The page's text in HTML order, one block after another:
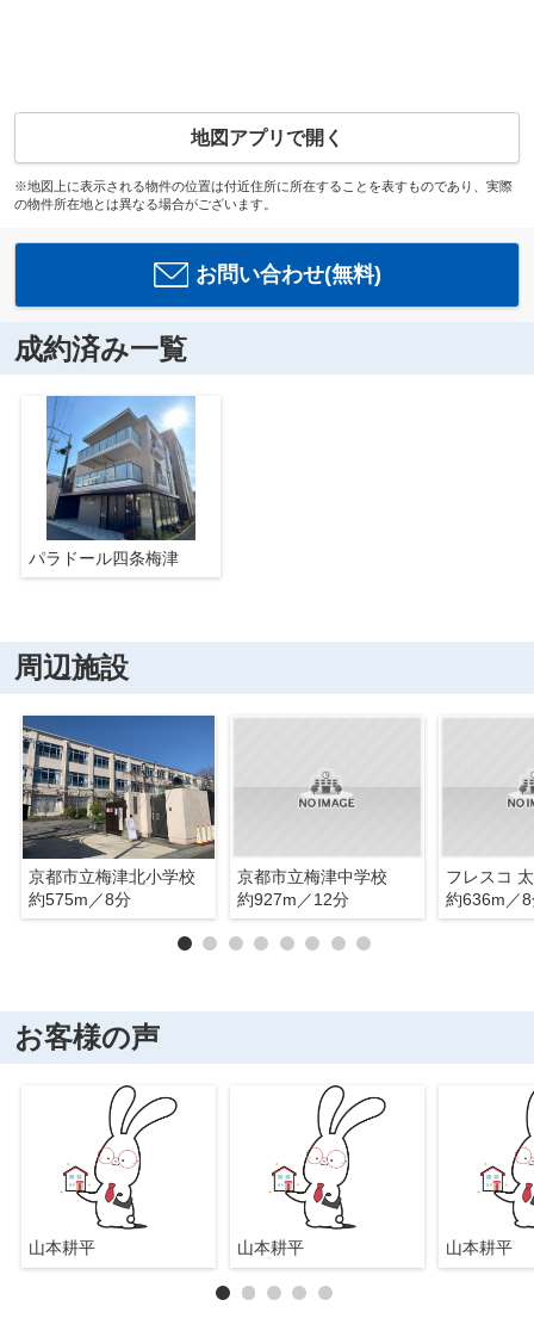
地図アプリで開く
※地図上に表示される物件の位置は付近住所に所在することを表すものであり、実際
の物件所在地とは異なる場合がございます。
お問い合わせ(無料)
成約済み一覧
パラドール四条梅津
周辺施設
京都市立梅津北小学校
約575m／8分
京都市立梅津中学校
約927m／12分
フレスコ
約636m／
お客様の声
山本耕平 山本耕平 山本耕平